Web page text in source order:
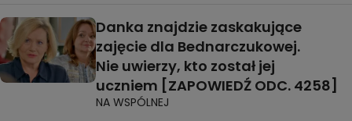
Danka znajdzie zaskakujące
zajęcie dla Bednarczukowej.
Nie uwierzy, kto został jej
uczniem [ZAPOWIEDŹ ODC. 4258]
NA WSPÓLNEJ